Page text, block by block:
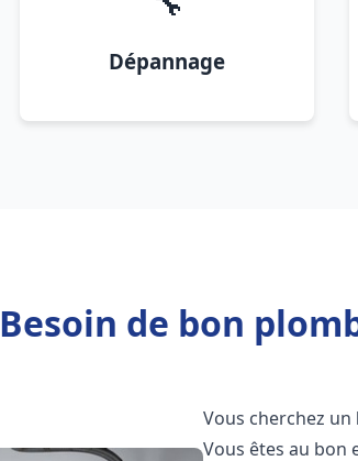
Dépannage
Besoin de bon
Vous cherchez un
Vous êtes au bon